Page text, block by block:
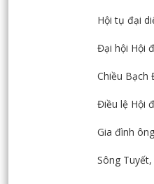
Hội tụ đại
Đại hội Hội
Chiều Bạch
Điều lệ Hội
Gia đình
Sông